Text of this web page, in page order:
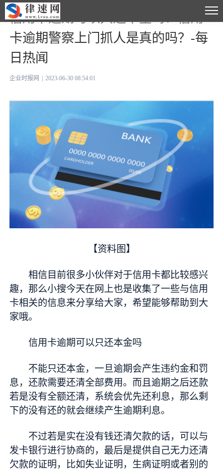
信用卡逾期可以只还本金吗？信用
卡逾期警察上门抓人是真的吗？-每
日热闻
企业时报网 2023-06-30 08:54:01
【资料图】
相信目前很多小伙伴对于信用卡都比较感兴
趣，那么小搜今天在网上也是收集了一些与信用
卡相关的信息来分享给大家，希望能够帮助到大
家哦。
信用卡逾期可以只还本金吗
不能只还本金，一旦逾期会产生违约金和罚
息，还款需要还清全部费用。而且逾期之后还款
若是没有全额还清，系统会优先还利息，那么剩
下的没有还的就会继续产生逾期利息。
不过若是实在没有钱还清欠款的话，可以与
发卡银行进行协商的，最后是提供自己无力还清
欠款的证明，比如失业证明，生病证明或者别的